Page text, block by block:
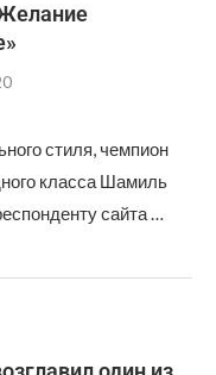
стиля, чемпион
класса Шамиль
сайта …